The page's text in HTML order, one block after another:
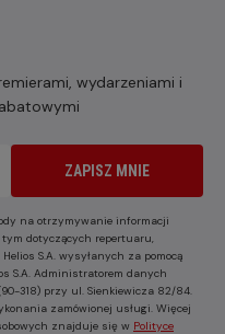
wydarzeniami i
ZAPISZ MNIE
na otrzymywanie informacji
dotyczących repertuaru,
S.A. wysyłanych za pomocą
S.A. Administratorem danych
318) przy ul. Sienkiewicza 82/84.
zamówionej usługi. Więcej
znajduje się w Polityce